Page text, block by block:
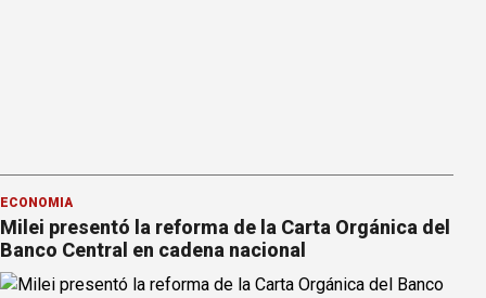
ECONOMÍA
Milei presentó la reforma de la Carta Orgánica del
Banco Central en cadena nacional